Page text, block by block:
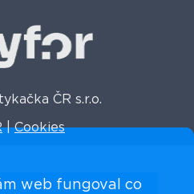
ČR s.r.o.
|Cookies
web fungoval co